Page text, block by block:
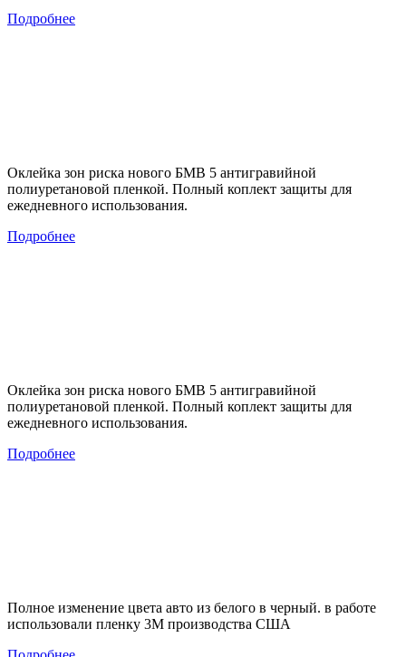
Подробнее
Оклейка зон риска нового БМВ 5 антигравийной
полиуретановой пленкой. Полный коплект защиты для
ежедневного использования.
Подробнее
Оклейка зон риска нового БМВ 5 антигравийной
полиуретановой пленкой. Полный коплект защиты для
ежедневного использования.
Подробнее
Полное изменение цвета авто из белого в черный. в работе
использовали пленку 3М производства США